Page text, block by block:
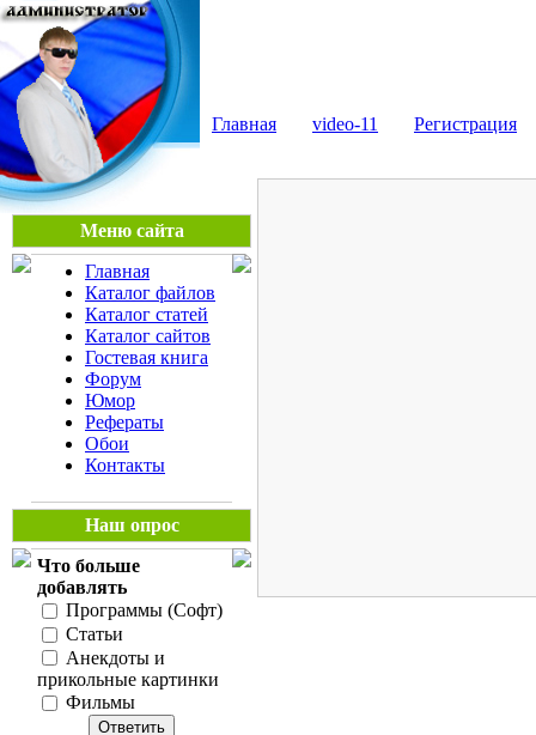
Главная video-11 Регистрация
Меню сайта
Главная
Каталог файлов
Каталог статей
Каталог сайтов
Гостевая книга
Форум
Юмор
Рефераты
Обои
Контакты
Наш опрос
Что больше
добавлять
Программы (Софт)
Статьи
Анекдоты и
прикольные картинки
Фильмы